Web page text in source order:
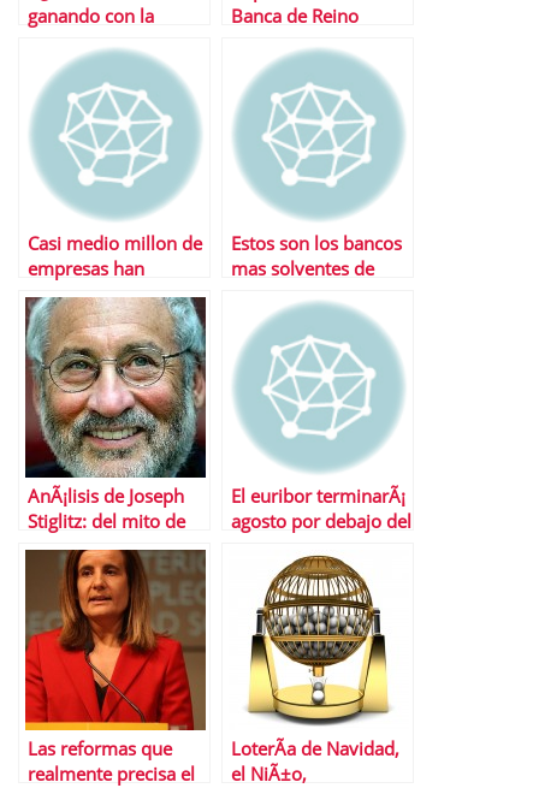
ganando con la
Banca de Reino
Casi medio millon de
empresas han
desaparecido en
EspaÃ±a
Estos son los bancos
mas solventes de
tanto…
AnÃ¡lisis de Joseph
Stiglitz: del mito de
que todos Ã©ramos
ricos al daÃ±ino
fetichismo por el
dÃ©ficit
El euribor terminarÃ¡
agosto por debajo del
en su historia
Las reformas que
realmente precisa el
LoterÃ­a de Navidad,
el NiÃ±o,